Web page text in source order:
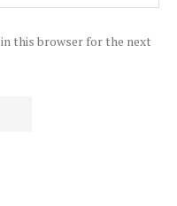
in this browser for the next